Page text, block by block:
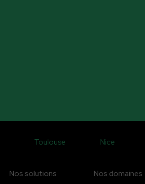
Toulouse Nice
Nos solutions
Nos domaines